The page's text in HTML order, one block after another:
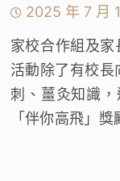
2025 年 7 月
家校合作組及
活動除了有校
刺、薑灸知識
「伴你高飛」